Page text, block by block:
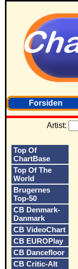
Forsiden
Artist:
Top Of
ChartBase
Top Of The
World
Brugernes
Top-50
CB Denmark-
Danmark
CB VideoChart
CB EUROPlay
CB Dancefloor
CB Critic-Alt